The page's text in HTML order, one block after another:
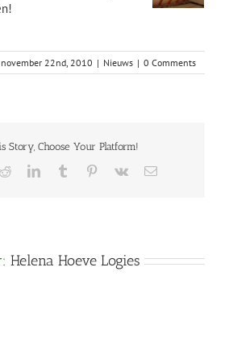
november 22nd, 2010 | Nieuws | 0 Comments
Story, Choose Your Platform!
RedditLinkedInTumblr Pinterest
Vk Email
Helena Hoeve Logies